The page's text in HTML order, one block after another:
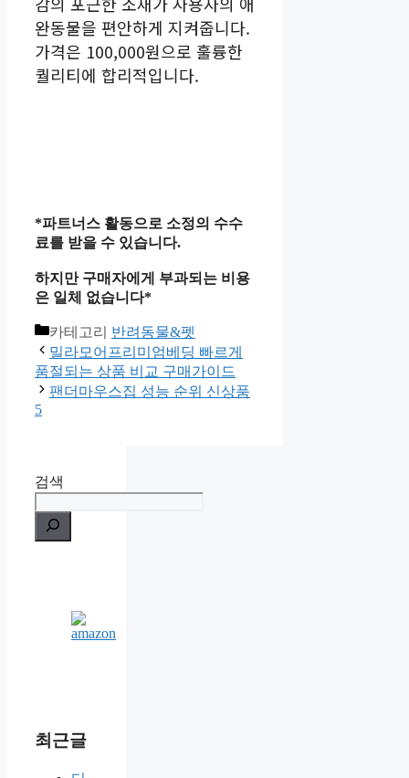
완동물을 편안하게 지켜줍니다.
가격은 100,000원으로 훌륭한
퀄리티에 합리적입니다.
*파트너스 활동으로 소정의 수수
료를 받을 수 있습니다.
하지만 구매자에게 부과되는 비용
은 일체 없습니다*
카테고리 반려동물&펫
밀라모어프리미엄베딩 빠르게
품절되는 상품 비교 구매가이드
팬더마우스집 성능 순위 신상품
5
검색
최근글